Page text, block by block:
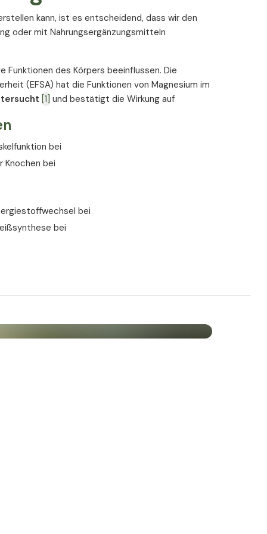
kann, ist es entscheidend, dass wir den
oder mit Nahrungsergänzungsmitteln
Funktionen des Körpers beeinflussen. Die
(EFSA) hat die Funktionen von Magnesium im
[1] und bestätigt die Wirkung auf
bei
Knochen bei
bei
bei
des Nervensystems bei
Funktion bei
bei